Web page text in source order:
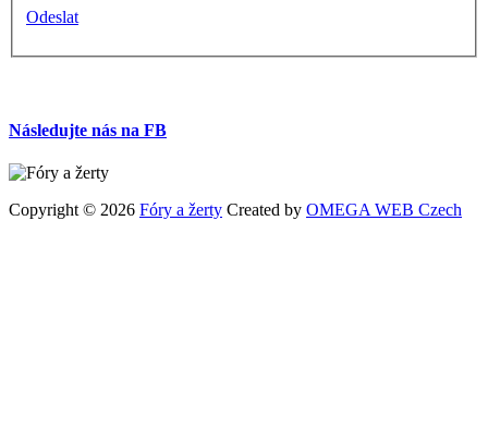
Odeslat
Následujte nás na FB
Copyright © 2026 Fóry a žerty Created by OMEGA WEB Czech